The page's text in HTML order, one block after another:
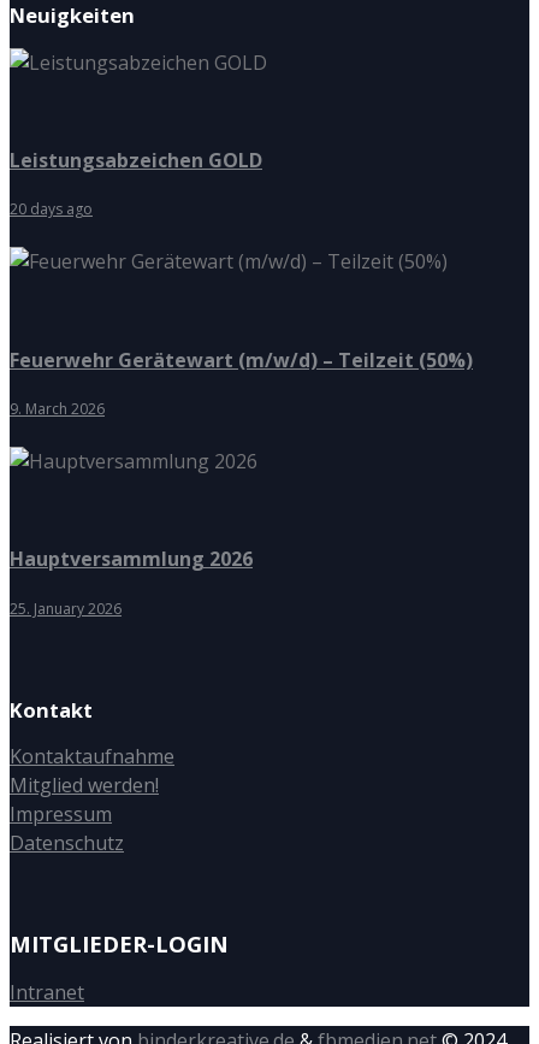
Neuigkeiten
Leistungsabzeichen GOLD
20 days ago
Feuerwehr Gerätewart (m/w/d) – Teilzeit (50%)
9. March 2026
Hauptversammlung 2026
25. January 2026
Kontakt
Kontaktaufnahme
Mitglied werden!
Impressum
Datenschutz
MITGLIEDER-LOGIN
Intranet